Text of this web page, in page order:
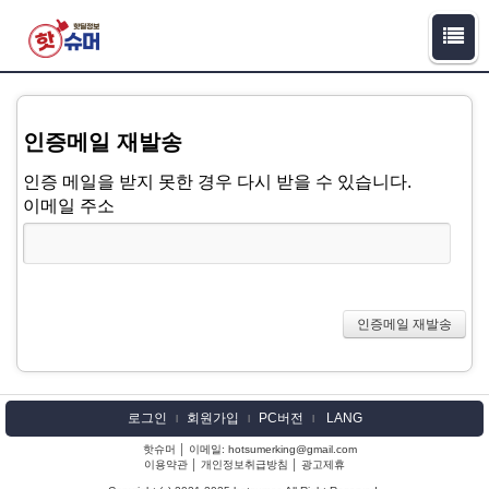
인증메일 재발송
인증 메일을 받지 못한 경우 다시 받을 수 있습니다.
이메일 주소
로그인 l 회원가입 l PC버전 l LANG
핫슈머 │ 이메일: hotsumerking@gmail.com
이용약관
개인정보취급방침 광고제휴